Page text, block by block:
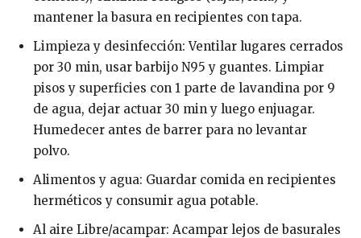
mantener la basura en recipientes con tapa.
Limpieza y desinfección: Ventilar lugares cerrados
por 30 min, usar barbijo N95 y guantes. Limpiar
pisos y superficies con 1 parte de lavandina por 9
de agua, dejar actuar 30 min y luego enjuagar.
Humedecer antes de barrer para no levantar
polvo.
Alimentos y agua: Guardar comida en recipientes
herméticos y consumir agua potable.
Al aire Libre/acampar: Acampar lejos de basurales